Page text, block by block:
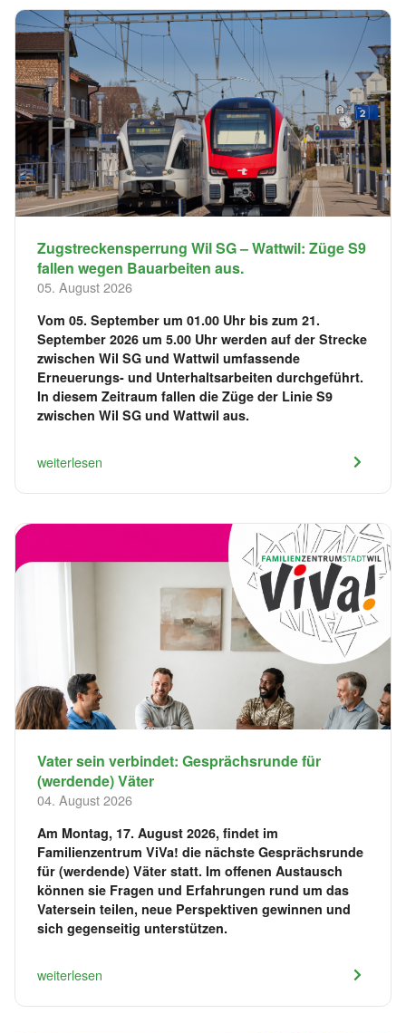
Zugstreckensperrung Wil SG – Wattwil: Züge S9
fallen wegen Bauarbeiten aus.
05. August 2026
Vom 05. September um 01.00 Uhr bis zum 21.
September 2026 um 5.00 Uhr werden auf der Strecke
zwischen Wil SG und Wattwil umfassende
Erneuerungs- und Unterhaltsarbeiten durchgeführt.
In diesem Zeitraum fallen die Züge der Linie S9
zwischen Wil SG und Wattwil aus.
weiterlesen
Vater sein verbindet: Gesprächsrunde für
(werdende) Väter
04. August 2026
Am Montag, 17. August 2026, findet im
Familienzentrum ViVa! die nächste Gesprächsrunde
für (werdende) Väter statt. Im offenen Austausch
können sie Fragen und Erfahrungen rund um das
Vatersein teilen, neue Perspektiven gewinnen und
sich gegenseitig unterstützen.
weiterlesen